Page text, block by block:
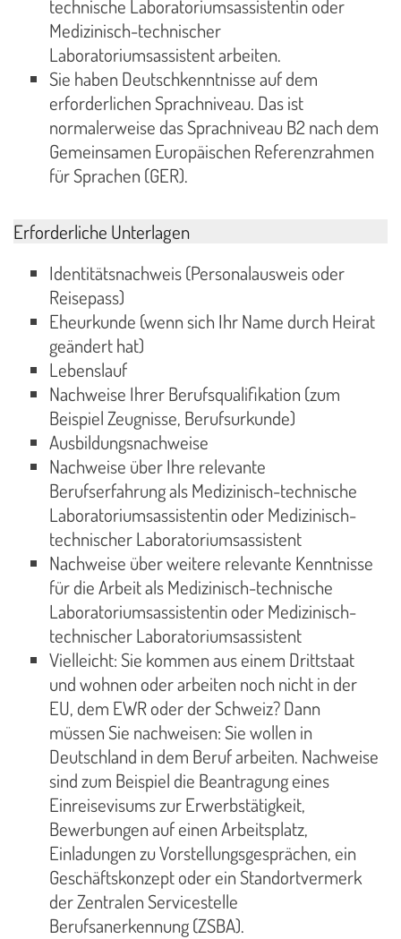
technische Laboratoriumsassistentin oder
Medizinisch-technischer
Laboratoriumsassistent arbeiten.
Sie haben Deutschkenntnisse auf dem
erforderlichen Sprachniveau. Das ist
normalerweise das Sprachniveau B2 nach dem
Gemeinsamen Europäischen Referenzrahmen
für Sprachen (GER).
Erforderliche Unterlagen
Identitätsnachweis (Personalausweis oder
Reisepass)
Eheurkunde (wenn sich Ihr Name durch Heirat
geändert hat)
Lebenslauf
Nachweise Ihrer Berufsqualifikation (zum
Beispiel Zeugnisse, Berufsurkunde)
Ausbildungsnachweise
Nachweise über Ihre relevante
Berufserfahrung als Medizinisch-technische
Laboratoriumsassistentin oder Medizinisch-
technischer Laboratoriumsassistent
Nachweise über weitere relevante Kenntnisse
für die Arbeit als Medizinisch-technische
Laboratoriumsassistentin oder Medizinisch-
technischer Laboratoriumsassistent
Vielleicht: Sie kommen aus einem Drittstaat
und wohnen oder arbeiten noch nicht in der
EU, dem EWR oder der Schweiz? Dann
müssen Sie nachweisen: Sie wollen in
Deutschland in dem Beruf arbeiten. Nachweise
sind zum Beispiel die Beantragung eines
Einreisevisums zur Erwerbstätigkeit,
Bewerbungen auf einen Arbeitsplatz,
Einladungen zu Vorstellungsgesprächen, ein
Geschäftskonzept oder ein Standortvermerk
der Zentralen Servicestelle
Berufsanerkennung (ZSBA).